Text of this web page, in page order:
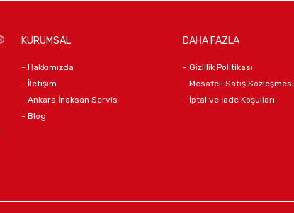
KURUMSAL
- Hakkımızda
- İletişim
- Ankara İnoksan Servis
- Blog
DAHA FAZLA
- Gizlilik Politikası
- Mesafeli Satış Sözleşmesi
- İptal ve İade Koşulları